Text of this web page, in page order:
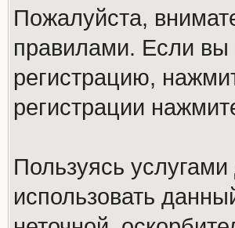
Пожалуйста,
правилами. Если вы
регистрацию,
регистрации
Пользуясь
использовать